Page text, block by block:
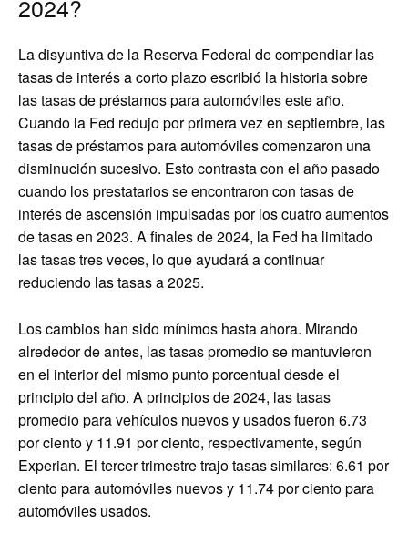
2024?
La disyuntiva de la Reserva Federal de compendiar las
tasas de interés a corto plazo escribió la historia sobre
las tasas de préstamos para automóviles este año.
Cuando la Fed redujo por primera vez en septiembre, las
tasas de préstamos para automóviles comenzaron una
disminución sucesivo. Esto contrasta con el año pasado
cuando los prestatarios se encontraron con tasas de
interés de ascensión impulsadas por los cuatro aumentos
de tasas en 2023. A finales de 2024, la Fed ha limitado
las tasas tres veces, lo que ayudará a continuar
reduciendo las tasas a 2025.
Los cambios han sido mínimos hasta ahora. Mirando
alrededor de antes, las tasas promedio se mantuvieron
en el interior del mismo punto porcentual desde el
principio del año. A principios de 2024, las tasas
promedio para vehículos nuevos y usados ​​fueron 6.73
por ciento y 11.91 por ciento, respectivamente, según
Experian. El tercer trimestre trajo tasas similares: 6.61 por
ciento para automóviles nuevos y 11.74 por ciento para
automóviles usados.